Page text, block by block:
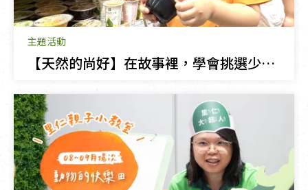
主題活動
【天然的尚好】在故事裡，學會挑選少添加的零食！